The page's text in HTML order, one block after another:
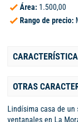
Área: 1.500,00
Rango de precio:
OTRAS
Lindísima casa de
ventanales en La